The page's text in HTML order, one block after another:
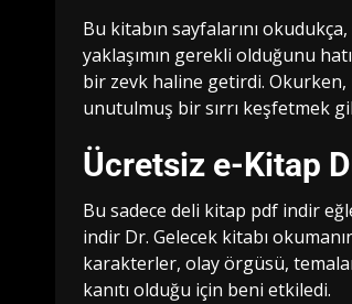
Bu kitabın sayfalarını
yaklaşımın gerekli olduğunu
bir zevk haline getirdi. Okurken,
unutulmuş bir sırrı keşfetmek
Ücretsiz e-Kitap
Bu sadece deli kitap pdf indir
indir Dr. Gelecek kitabı
karakterler, olay örgüsü,
kanıtı olduğu için beni etkiledi.